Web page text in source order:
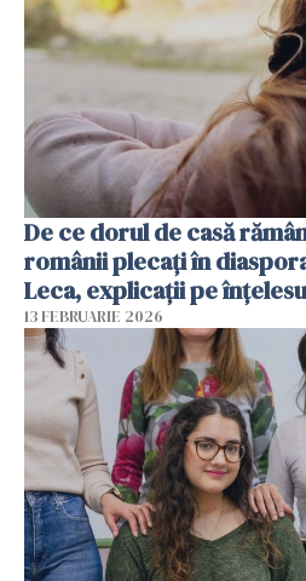
De ce dorul de casă
românii plecați în
Leca, explicații pe
13 FEBRUARIE 2026